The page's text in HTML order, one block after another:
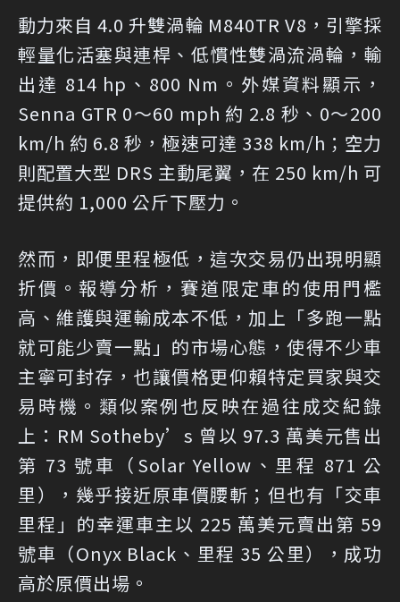
動力來自 4.0 升雙渦輪 M840TR V8，引擎採
輕量化活塞與連桿、低慣性雙渦流渦輪，輸
出達 814 hp、800 Nm。外媒資料顯示，
Senna GTR 0～60 mph 約 2.8 秒、0～200
km/h 約 6.8 秒，極速可達 338 km/h；空力
則配置大型 DRS 主動尾翼，在 250 km/h 可
提供約 1,000 公斤下壓力。
然而，即便里程極低，這次交易仍出現明顯
折價。報導分析，賽道限定車的使用門檻
高、維護與運輸成本不低，加上「多跑一點
就可能少賣一點」的市場心態，使得不少車
主寧可封存，也讓價格更仰賴特定買家與交
易時機。類似案例也反映在過往成交紀錄
上：RM Sotheby’s 曾以 97.3 萬美元售出
第 73 號車（Solar Yellow、里程 871 公
里），幾乎接近原車價腰斬；但也有「交車
里程」的幸運車主以 225 萬美元賣出第 59
號車（Onyx Black、里程 35 公里），成功
高於原價出場。